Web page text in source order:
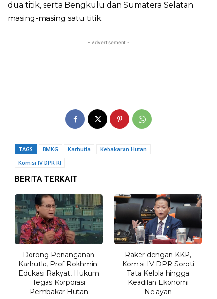
dua titik, serta Bengkulu dan Sumatera Selatan
masing-masing satu titik.
- Advertisement -
TAGS BMKG Karhutla
Kebakaran Hutan
Komisi IV DPR RI
BERITA TERKAIT
Dorong Penanganan
Karhutla, Prof Rokhmin:
Edukasi Rakyat, Hukum
Tegas Korporasi
Pembakar Hutan
Raker dengan KKP,
Komisi IV DPR Soroti
Tata Kelola hingga
Keadilan Ekonomi
Nelayan